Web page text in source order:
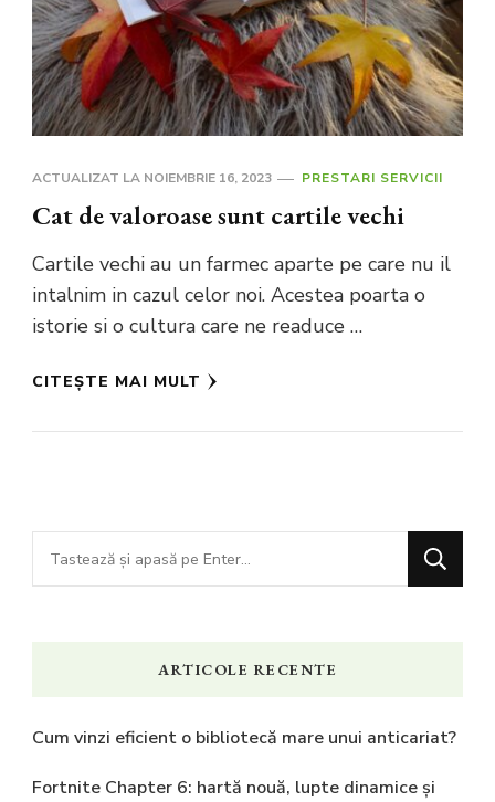
ACTUALIZAT LA NOIEMBRIE 16, 2023 PRESTARI SERVICII
Cat de valoroase sunt cartile vechi
Cartile vechi au un farmec aparte pe care nu il
intalnim in cazul celor noi. Acestea poarta o
istorie si o cultura care ne readuce …
CITEȘTE MAI MULT
Cauți
ceva?
ARTICOLE RECENTE
Cum vinzi eficient o bibliotecă mare unui anticariat?
Fortnite Chapter 6: hartă nouă, lupte dinamice și